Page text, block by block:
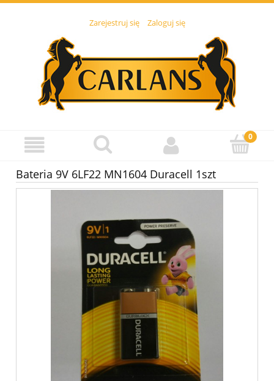
Zarejestruj się Zaloguj się
Bateria 9V 6LF22 MN1604 Duracell 1szt